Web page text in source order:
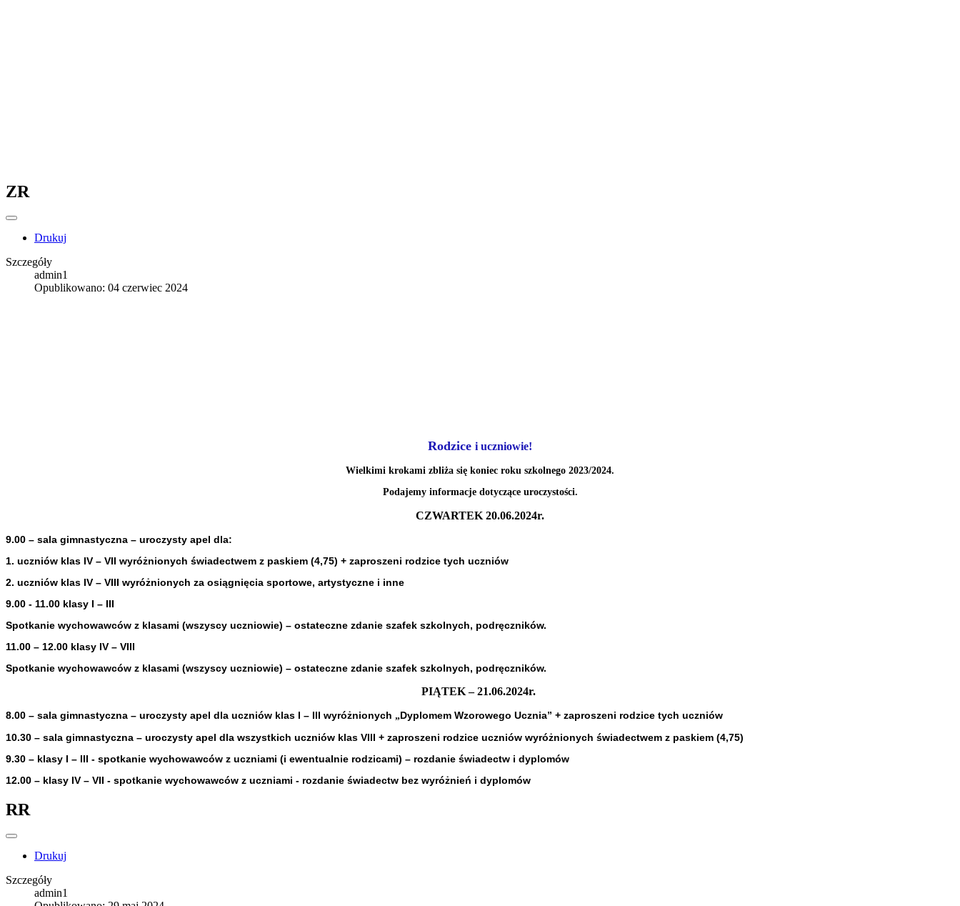
ZR
Drukuj
Szczegóły
admin1
Opublikowano: 04 czerwiec 2024
Rodzice i uczniowie!
Wielkimi krokami zbliża się koniec roku szkolnego 2023/2024.
Podajemy informacje dotyczące uroczystości.
CZWARTEK 20.06.2024r.
9.00 – sala gimnastyczna – uroczysty apel dla:
1. uczniów klas IV – VII wyróżnionych świadectwem z paskiem (4,75) + zaproszeni rodzice tych uczniów
2. uczniów klas IV – VIII wyróżnionych za osiągnięcia sportowe, artystyczne i inne
9.00 - 11.00 klasy I – III
Spotkanie wychowawców z klasami (wszyscy uczniowie) – ostateczne zdanie szafek szkolnych, podręczników.
11.00 – 12.00 klasy IV – VIII
Spotkanie wychowawców z klasami (wszyscy uczniowie) – ostateczne zdanie szafek szkolnych, podręczników.
PIĄTEK – 21.06.2024r.
8.00 – sala gimnastyczna – uroczysty apel dla uczniów klas I – III wyróżnionych „Dyplomem Wzorowego Ucznia” + zaproszeni rodzice tych uczniów
10.30 – sala gimnastyczna – uroczysty apel dla wszystkich uczniów klas VIII + zaproszeni rodzice uczniów wyróżnionych świadectwem z paskiem (4,75)
9.30 – klasy I – III - spotkanie wychowawców z uczniami (i ewentualnie rodzicami) – rozdanie świadectw i dyplomów
12.00 – klasy IV – VII - spotkanie wychowawców z uczniami - rozdanie świadectw bez wyróżnień i dyplomów
RR
Drukuj
Szczegóły
admin1